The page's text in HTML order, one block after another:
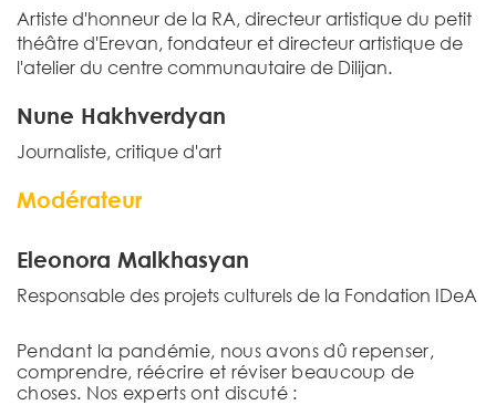
Artiste d'honneur de la RA, directeur artistique du petit
théâtre d'Erevan, fondateur et directeur artistique de
l'atelier du centre communautaire de Dilijan.
Nune Hakhverdyan
Journaliste, critique d'art
Modérateur
Eleonora Malkhasyan
Responsable des projets culturels de la Fondation IDeA
Pendant la pandémie, nous avons dû repenser,
comprendre, réécrire et réviser beaucoup de
choses. Nos experts ont discuté :